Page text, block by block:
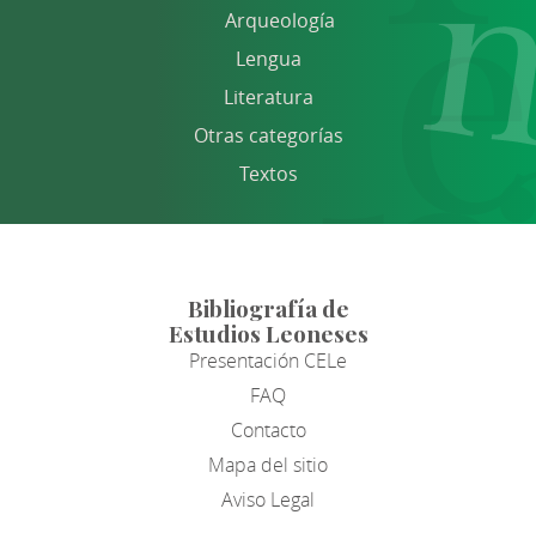
Arqueología
Lengua
Literatura
Otras categorías
Textos
Bibliografía de
Estudios Leoneses
Presentación CELe
FAQ
Contacto
Mapa del sitio
Aviso Legal